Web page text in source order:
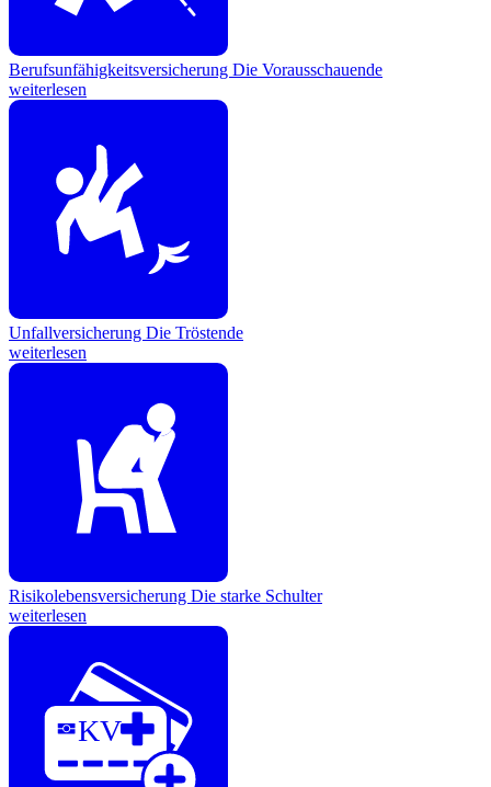
Berufsunfähigkeitsversicherung Die Vorausschauende
weiterlesen
Unfallversicherung Die Tröstende
weiterlesen
Risikolebensversicherung Die starke Schulter
weiterlesen
KV